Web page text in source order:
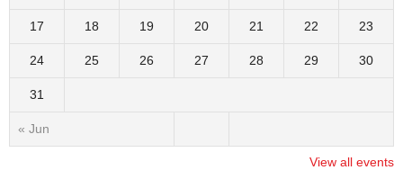
« Jun
17 18 19 20 21 22 23
24 25 26 27 28 29 30
31
View all events